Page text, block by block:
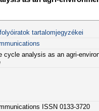
tartalomjegyzékei
cycle analysis as an agri-
ISSN 0133-3720